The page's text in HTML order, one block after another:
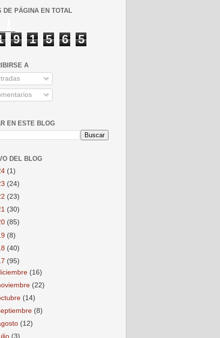
DE PÁGINA EN TOTAL
9 1 5 6 5
A
EN ESTE BLOG
DEL BLOG
(1)
(24)
(23)
(30)
(85)
(8)
(40)
(95)
(16)
(22)
(14)
(8)
(12)
(3)